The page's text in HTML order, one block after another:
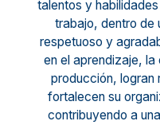
talentos y
trabajo, dentro de
respetuoso y
en el aprendizaje,
producción, logran
fortalecen su
contribuyendo a